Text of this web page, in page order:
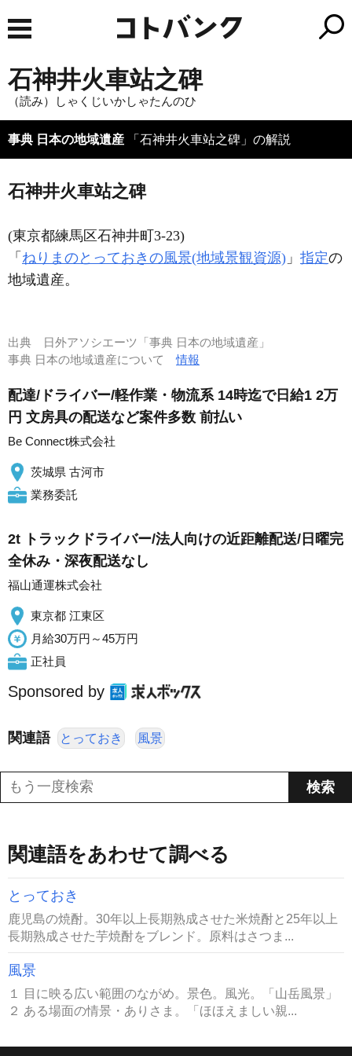
石神井火車站之碑
（読み）しゃくじいかしゃたんのひ
事典 日本の地域遺産 「石神井火車站之碑」の解説
石神井火車站之碑
(東京都練馬区石神井町3-23)
「 ねりまのとっておきの風景(地域景観資源) 」 指定の
地域遺産。
出典
日外アソシエーツ「事典 日本の地域遺産」
事典 日本の地域遺産について情報
配達/ドライバー/軽作業・物流系 14時迄で日給1 2万
円 文房具の配送など案件多数 前払い
Be Connect株式会社
茨城県 古河市
業務委託
2t トラックドライバー/法人向けの近距離配送/日曜完
全休み・深夜配送なし
福山通運株式会社
東京都 江東区
月給30万円～45万円
正社員
Sponsored by
関連語 とっておき 風景
関連語をあわせて調べる
とっておき
鹿児島の焼酎。30年以上長期熟成させた米焼酎と25年以上
長期熟成させた芋焼酎をブレンド。原料はさつま...
風景
１ 目に映る広い範囲のながめ。景色。風光。「山岳風景」
２ ある場面の情景・ありさま。「ほほえましい親...